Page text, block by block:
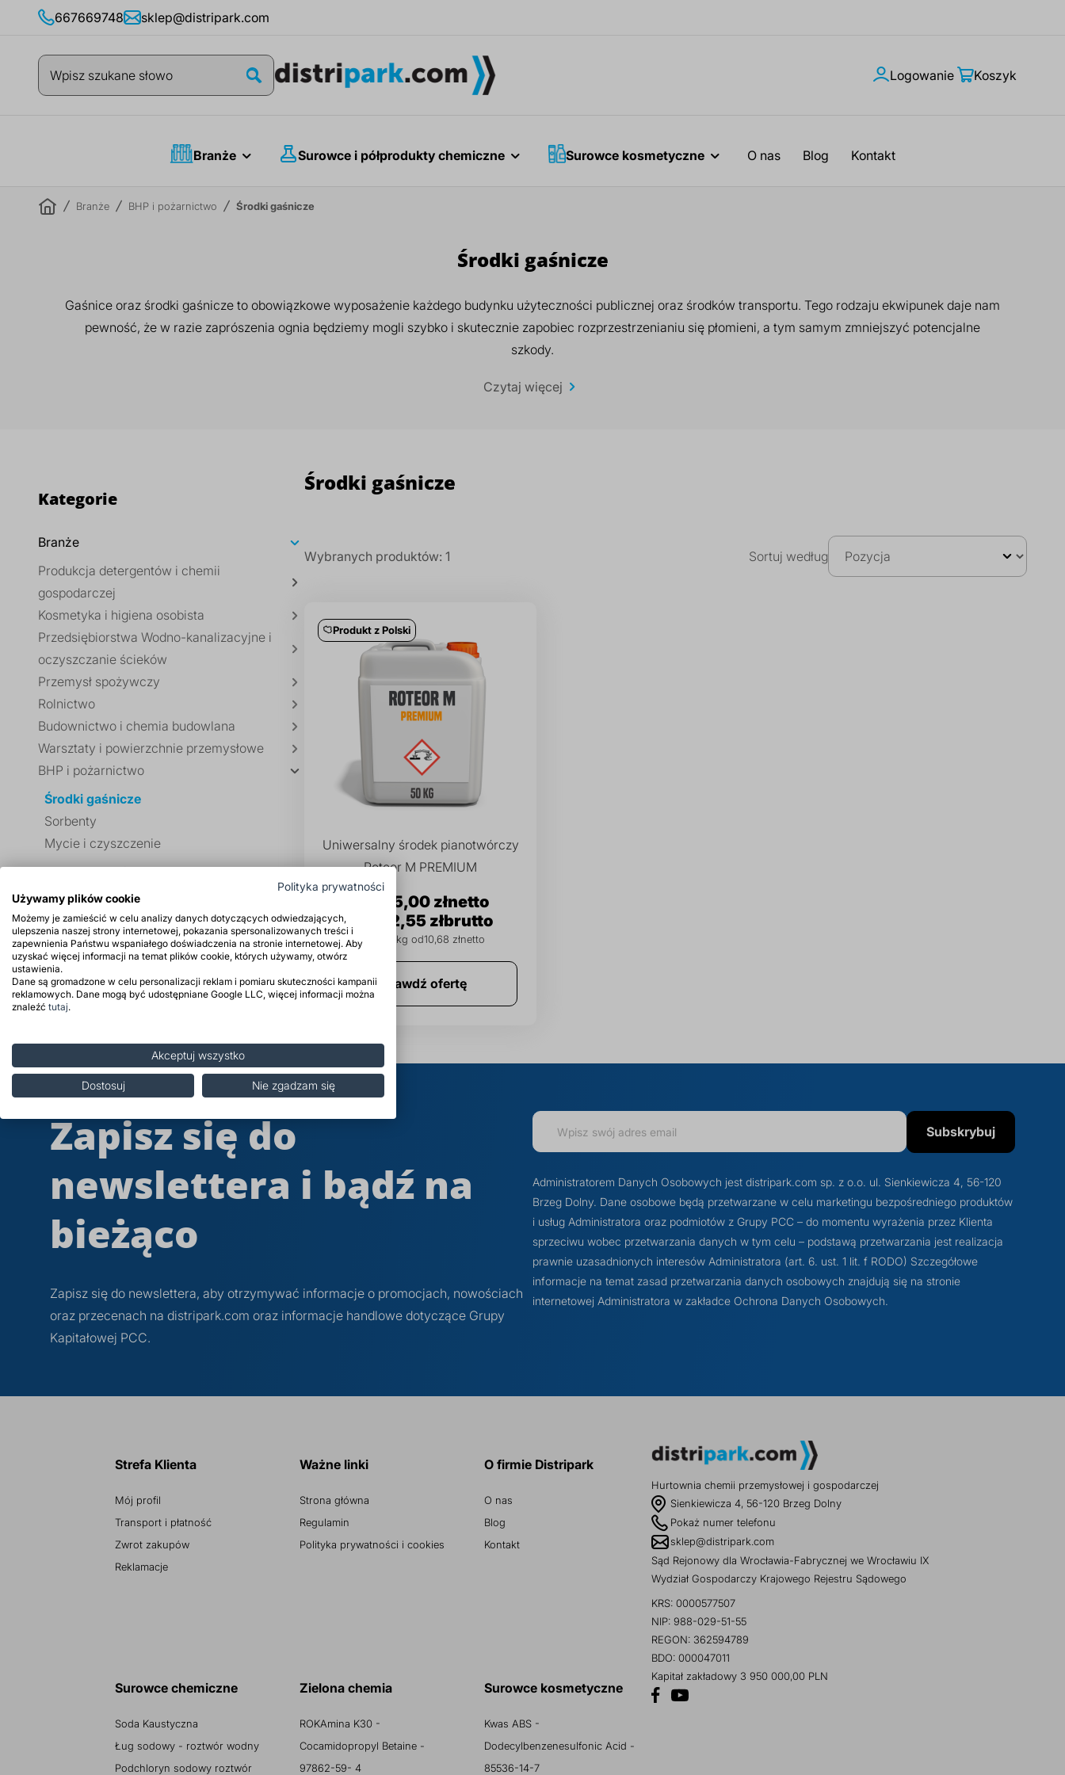
Przejdź
treści
667669748 sklep@distripark.com
Szukaj
Szukaj Logowanie
Moje
Koszyk
Branże Surowce i półprodukty chemiczne Surowce kosmetyczne O nas Blog Kontakt
Branże BHP i pożarnictwo Środki gaśnicze
Środki gaśnicze
Gaśnice oraz środki gaśnicze to obowiązkowe wyposażenie każdego budynku użyteczności publicznej oraz środków transportu. Tego rodzaju ekwipunek daje nam
pewność, że w razie zaprószenia ognia będziemy mogli szybko i skutecznie zapobiec rozprzestrzenianiu się płomieni, a tym samym zmniejszyć potencjalne
szkody.
także brak szkodliwości dla środowiska naturalnego. W Distripark posiadamy środki gaśnicze pianotwórcze oraz spieniające różnych klas, dostępne w małych
Czytaj więcej
Środki gaśnicze
Wybranych produktów: 1 Sortuj według
Produkt z Polski
Uniwersalny środek pianotwórczy
Roteor M PREMIUM
842,55 zł
685,00 zł
cena za kg od10,68 zł
Sprawdź ofertę
Kategorie
Branże
Produkcja detergentów i chemii
gospodarczej
Kosmetyka i higiena osobista
Przedsiębiorstwa Wodno-kanalizacyjne i
oczyszczanie ścieków
Przemysł spożywczy
Rolnictwo
Budownictwo i chemia budowlana
Warsztaty i powierzchnie przemysłowe
BHP i pożarnictwo
Środki gaśnicze
Sorbenty
Mycie i czyszczenie
Utrzymanie dróg
Pralnie chemiczne i ekologiczne
Surowce i półprodukty chemiczne
Surowce kosmetyczne
Zapisz się do
newslettera i bądź na
bieżąco
Zapisz się do newslettera, aby otrzymywać informacje o promocjach, nowościach
oraz przecenach na distripark.com oraz informacje handlowe dotyczące Grupy
Kapitałowej PCC.
Subskrybuj
Administratorem Danych Osobowych jest distripark.com sp. z o.o. ul. Sienkiewicza 4, 56-120
Brzeg Dolny. Dane osobowe będą przetwarzane w celu marketingu bezpośredniego produktów
i usług Administratora oraz podmiotów z Grupy PCC – do momentu wyrażenia przez Klienta
sprzeciwu wobec przetwarzania danych w tym celu – podstawą przetwarzania jest realizacja
prawnie uzasadnionych interesów Administratora (art. 6. ust. 1 lit. f RODO) Szczegółowe
informacje na temat zasad przetwarzania danych osobowych znajdują się na stronie
internetowej Administratora w zakładce Ochrona Danych Osobowych.
Hurtownia chemii przemysłowej i gospodarczej
Sienkiewicza 4, 56-120 Brzeg Dolny
Pokaż numer telefonu
sklep@distripark.com
Sąd Rejonowy dla Wrocławia-Fabrycznej we Wrocławiu IX
Wydział Gospodarczy Krajowego Rejestru Sądowego
KRS: 0000577507
NIP: 988-029-51-55
REGON: 362594789
BDO: 000047011
Kapitał zakładowy 3 950 000,00 PLN
Strefa Klienta
Mój profil
Transport i płatność
Zwrot zakupów
Reklamacje
Ważne linki
Strona główna
Regulamin
Polityka prywatności i cookies
O firmie Distripark
O nas
Blog
Kontakt
Surowce chemiczne
Soda Kaustyczna
Ług sodowy - roztwór wodny
Podchloryn sodowy roztwór
Zielona chemia
ROKAmina K30 -
Cocamidopropyl Betaine -
97862-59- 4
Surowce kosmetyczne
Kwas ABS -
Dodecylbenzenesulfonic Acid -
85536-14-7
Polityka prywatności
Używamy plików cookie
Możemy je zamieścić w celu analizy danych dotyczących odwiedzających,
ulepszenia naszej strony internetowej, pokazania spersonalizowanych treści i
zapewnienia Państwu wspaniałego doświadczenia na stronie internetowej. Aby
uzyskać więcej informacji na temat plików cookie, których używamy, otwórz
ustawienia.
Dane są gromadzone w celu personalizacji reklam i pomiaru skuteczności kampanii
reklamowych. Dane mogą być udostępniane Google LLC, więcej informacji można
znaleźć tutaj.
Akceptuj wszystko
Dostosuj Nie zgadzam się